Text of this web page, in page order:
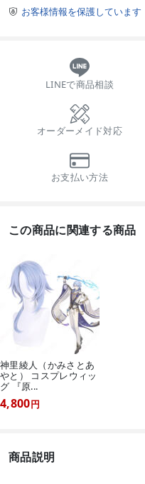
 お客様情報を保護しています
LINEで商品相談
オーダーメイド対応
お支払い方法
この商品に関連する商品
神里綾人（かみさとあ
やと） コスプレウィッ
グ 『原...
4,800円
商品説明